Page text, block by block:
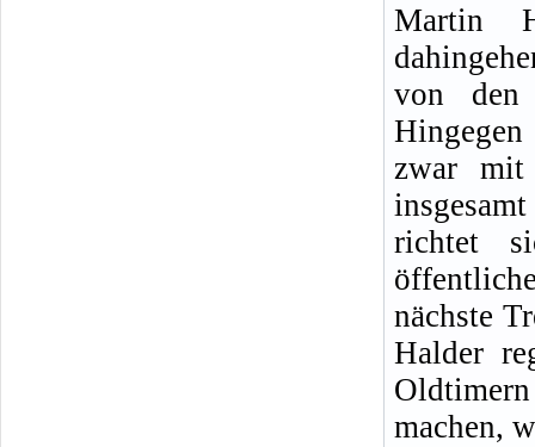
Martin
von den
zwar mit
richtet
nächste
Halder
machen,